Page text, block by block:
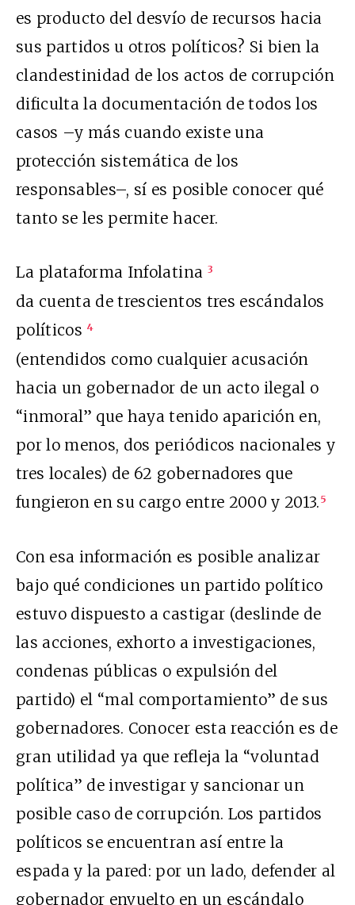
es producto del desvío de recursos hacia
sus partidos u otros políticos? Si bien la
clandestinidad de los actos de corrupción
dificulta la documentación de todos los
casos –y más cuando existe una
protección sistemática de los
responsables–, sí es posible conocer qué
tanto se les permite hacer.
La plataforma Infolatina 3
da cuenta de trescientos tres escándalos
políticos 4
(entendidos como cualquier acusación
hacia un gobernador de un acto ilegal o
“inmoral” que haya tenido aparición en,
por lo menos, dos periódicos nacionales y
tres locales) de 62 gobernadores que
fungieron en su cargo entre 2000 y 2013. 5
Con esa información es posible analizar
bajo qué condiciones un partido político
estuvo dispuesto a castigar (deslinde de
las acciones, exhorto a investigaciones,
condenas públicas o expulsión del
partido) el “mal comportamiento” de sus
gobernadores. Conocer esta reacción es de
gran utilidad ya que refleja la “voluntad
política” de investigar y sancionar un
posible caso de corrupción. Los partidos
políticos se encuentran así entre la
espada y la pared: por un lado, defender al
gobernador envuelto en un escándalo